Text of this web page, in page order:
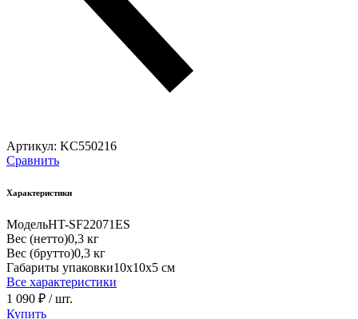
Артикул: KC550216
Сравнить
Характеристики
МодельHT-SF22071ES
Вес (нетто)0,3 кг
Вес (брутто)0,3 кг
Габариты упаковки10х10х5 см
Все характеристики
1 090 ₽ / шт.
Купить